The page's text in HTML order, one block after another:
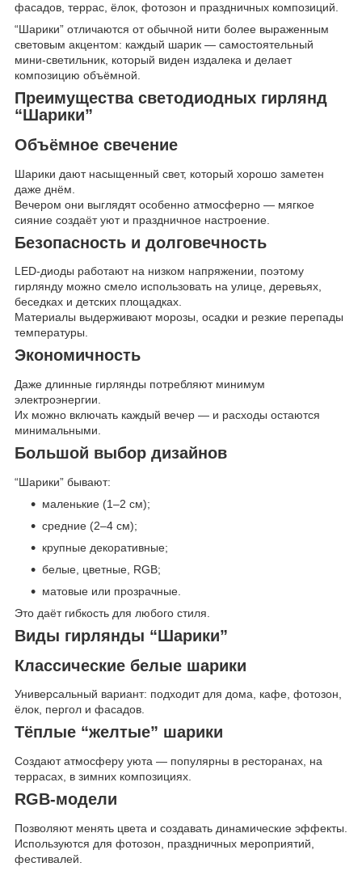
фасадов, террас, ёлок, фотозон и праздничных композиций.
“Шарики” отличаются от обычной нити более выраженным
световым акцентом: каждый шарик — самостоятельный
мини-светильник, который виден издалека и делает
композицию объёмной.
Преимущества светодиодных гирлянд
“Шарики”
Объёмное свечение
Шарики дают насыщенный свет, который хорошо заметен
даже днём.
Вечером они выглядят особенно атмосферно — мягкое
сияние создаёт уют и праздничное настроение.
Безопасность и долговечность
LED-диоды работают на низком напряжении, поэтому
гирлянду можно смело использовать на улице, деревьях,
беседках и детских площадках.
Материалы выдерживают морозы, осадки и резкие перепады
температуры.
Экономичность
Даже длинные гирлянды потребляют минимум
электроэнергии.
Их можно включать каждый вечер — и расходы остаются
минимальными.
Большой выбор дизайнов
“Шарики” бывают:
маленькие (1–2 см);
средние (2–4 см);
крупные декоративные;
белые, цветные, RGB;
матовые или прозрачные.
Это даёт гибкость для любого стиля.
Виды гирлянды “Шарики”
Классические белые шарики
Универсальный вариант: подходит для дома, кафе, фотозон,
ёлок, пергол и фасадов.
Тёплые “желтые” шарики
Создают атмосферу уюта — популярны в ресторанах, на
террасах, в зимних композициях.
RGB-модели
Позволяют менять цвета и создавать динамические эффекты.
Используются для фотозон, праздничных мероприятий,
фестивалей.